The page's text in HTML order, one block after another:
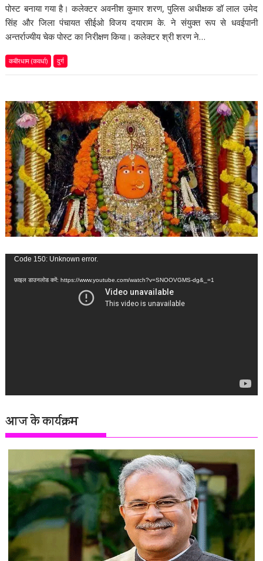
पोस्ट बनाया गया है। कलेक्टर अवनीश कुमार शरण, पुलिस अधीक्षक डॉ लाल उमेद
सिंह और जिला पंचायत सीईओ विजय दयाराम के. ने संयुक्त रूप से धवईपानी
अन्तर्राज्यीय चेक पोस्ट का निरीक्षण किया। कलेक्टर श्री शरण ने…
कबीरधाम (कवर्धा) दुर्ग
वीडियो
Code 150: Unknown error.
फ़ाइल डाउनलोड करें: https://www.youtube.com/watch?v=SNOOVGMS-dg&_=1
आज के कार्यक्रम